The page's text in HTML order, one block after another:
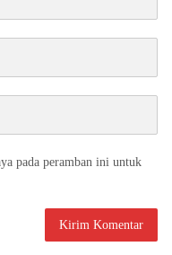
pada peramban ini untuk